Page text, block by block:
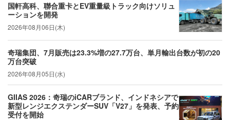
国軒高科、聯合重卡とEV重量級トラック向けソリュ
ーションを開発
2026年08月06日(木)
奇瑞集団、7月販売は23.3%増の27.7万台、単月輸出台数が初の20
万台突破
2026年08月05日(水)
GIIAS 2026：奇瑞のiCARブランド、インドネシアで
新型レンジエクステンダーSUV「V27」を発表、予約
受付を開始